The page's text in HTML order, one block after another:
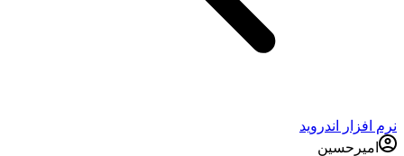
نرم افزار اندروید
امیرحسین